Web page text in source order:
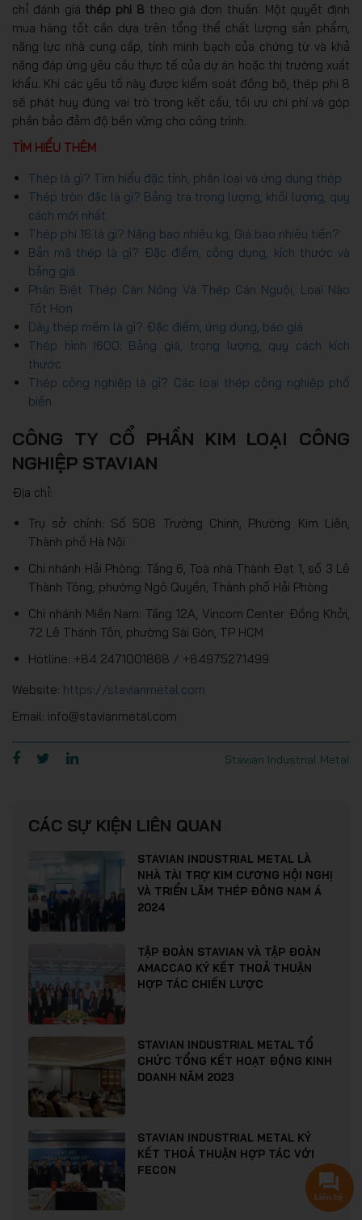
chỉ đánh giá thép phi 8 theo giá đơn thuần. Một quyết định
mua hàng tốt cần dựa trên tổng thể chất lượng sản phẩm,
năng lực nhà cung cấp, tính minh bạch của chứng từ và khả
năng đáp ứng yêu cầu thực tế của dự án hoặc thị trường xuất
khẩu. Khi các yếu tố này được kiểm soát đồng bộ, thép phi 8
sẽ phát huy đúng vai trò trong kết cấu, tối ưu chi phí và góp
phần bảo đảm độ bền vững cho công trình.
TÌM HIỂU THÊM
Thép là gì? Tìm hiểu đặc tính, phân loại và ứng dụng thép
Thép tròn đặc là gì? Bảng tra trọng lượng, khối lượng, quy
cách mới nhất
Thép phi 16 là gì? Nặng bao nhiêu kg, Giá bao nhiêu tiền?
Bản mã thép là gì? Đặc điểm, công dụng, kích thước và
bảng giá
Phân Biệt Thép Cán Nóng Và Thép Cán Nguội, Loại Nào
Tốt Hơn
Dây thép mềm là gì? Đặc điểm, ứng dụng, báo giá
Thép hình I600: Bảng giá, trọng lượng, quy cách kích
thước
Thép công nghiệp là gì? Các loại thép công nghiệp phổ
biến
CÔNG TY CỔ PHẦN KIM LOẠI CÔNG
NGHIỆP STAVIAN
Địa chỉ:
Trụ sở chính: Số 508 Trường Chinh, Phường Kim Liên,
Thành phố Hà Nội
Chi nhánh Hải Phòng: Tầng 6, Toà nhà Thành Đạt 1, số 3 Lê
Thành Tông, phường Ngô Quyền, Thành phố Hải Phòng
Chi nhánh Miền Nam: Tầng 12A, Vincom Center Đồng Khởi,
72 Lê Thánh Tôn, phường Sài Gòn, TP HCM
Hotline: +84 2471001868 / +84975271499
Website: https://stavianmetal.com
Email: info@stavianmetal.com
Stavian Industrial Metal
CÁC SỰ KIỆN LIÊN QUAN
STAVIAN INDUSTRIAL METAL LÀ
NHÀ TÀI TRỢ KIM CƯƠNG HỘI NGHỊ
VÀ TRIỂN LÃM THÉP ĐÔNG NAM Á
2024
TẬP ĐOÀN STAVIAN VÀ TẬP ĐOÀN
AMACCAO KÝ KẾT THOẢ THUẬN
HỢP TÁC CHIẾN LƯỢC
STAVIAN INDUSTRIAL METAL TỔ
CHỨC TỔNG KẾT HOẠT ĐỘNG KINH
DOANH NĂM 2023
STAVIAN INDUSTRIAL METAL KÝ
KẾT THOẢ THUẬN HỢP TÁC VỚI
FECON
Liên hệ